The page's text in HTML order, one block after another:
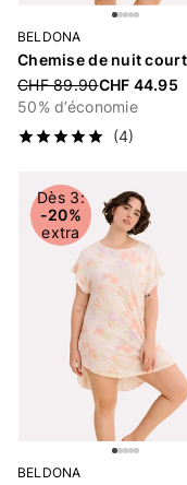
BELDONA
Price reduced from
CHF 89.90CHF 44.95
50% d’économie
(4)
Dès 3:
-20%
extra
BELDONA